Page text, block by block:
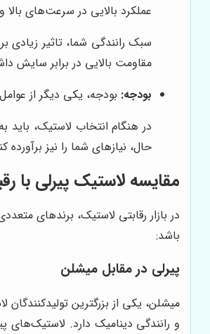
عملکرد بالایی در سرعت‌های بالا
سبک رانندگی شما، تاثیر زیادی
مقاومت بالایی در برابر سایش
بودجه: بودجه، یکی دیگر از
در هنگام انتخاب لاستیک، باید
حال، نیازهای شما را نیز برآورده
مقایسه لاستیک پیرلی با
در بازار رقابتی لاستیک، برندهای
باشد:
پیرلی در مقابل میشلن
میشلن، یکی از بزرگترین
و رانندگی دینامیک دارد.